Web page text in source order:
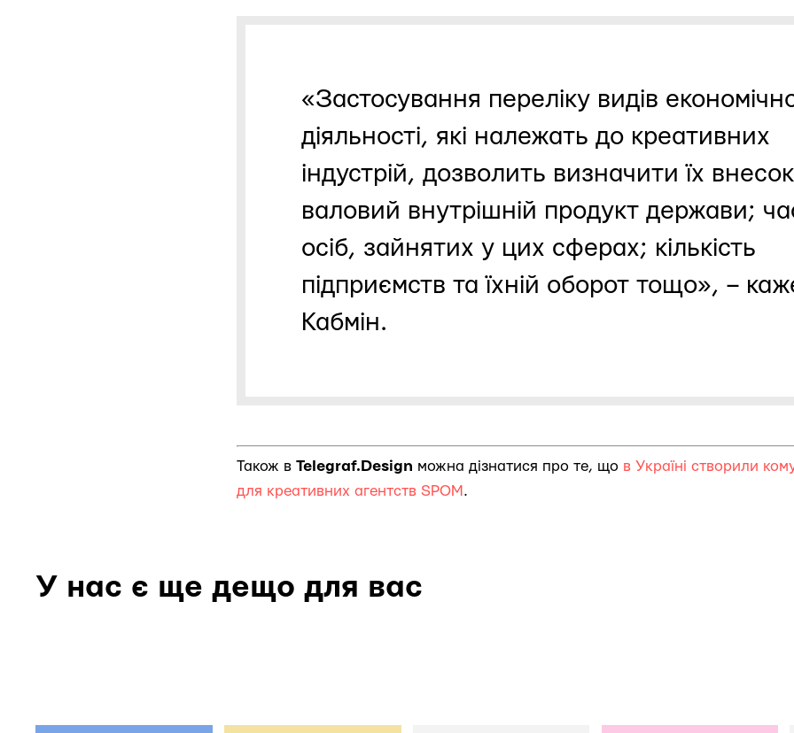
«Застосування переліку видів
діяльності, які належать до креативних
індустрій, дозволить визначити їх
валовий внутрішній продукт держави;
осіб, зайнятих у цих сферах; кількість
підприємств та їхній оборот тощо», –
Кабмін.
Також в Telegraf.Design можна дізнатися про те, що в Україні створили
для креативних агентств SPOM .
У нас є ще дещо для вас